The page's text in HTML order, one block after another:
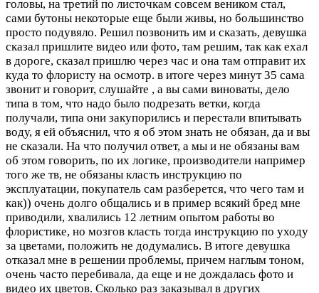
головы, на третий по листочкам совсем веником стал,
сами бутоны некоторые еще были живы, но большинство
просто подувяло. Решил позвонить им и сказать, девушка
сказал пришлите видео или фото, там решим, так как ехал
в дороге, сказал пришлю через час и она там отправит их
куда то флористу на осмотр. в итоге через минут 35 сама
звонит и говорит, слушайте , а вы сами виноваты, дело
типа в том, что надо было подрезать ветки, когда
получали, типа они закупорились и перестали впитывать
воду, я ей объяснил, что я об этом знать не обязан, да и вы
не сказали. На что получил ответ, а мы и не обязаны вам
об этом говорить, по их логике, производители например
того же тв, не обязаны класть инструкцию по
эксплуатации, покупатель сам разберется, что чего там и
как)) очень долго общались и в пример всякий бред мне
приводили, хвалились 12 летним опытом работы во
флористике, но мозгов класть тогда инструкцию по уходу
за цветами, положить не додумались. В итоге девушка
отказал мне в решении проблемы, причем наглым тоном,
очень часто перебивала, да еще и не дождалась фото и
видео их цветов. Сколько раз заказывал в других